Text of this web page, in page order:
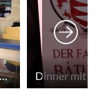
Chamer Bauernmarkt jeden Samstag am Marktplatz